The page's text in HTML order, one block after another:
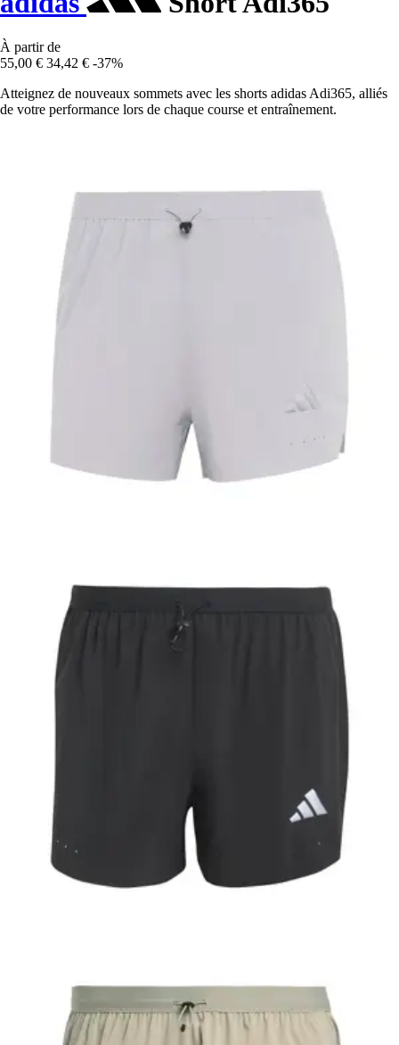
À partir de
55,00 € 34,42 € -37%
Atteignez de nouveaux sommets avec les shorts adidas Adi365, alliés
de votre performance lors de chaque course et entraînement.